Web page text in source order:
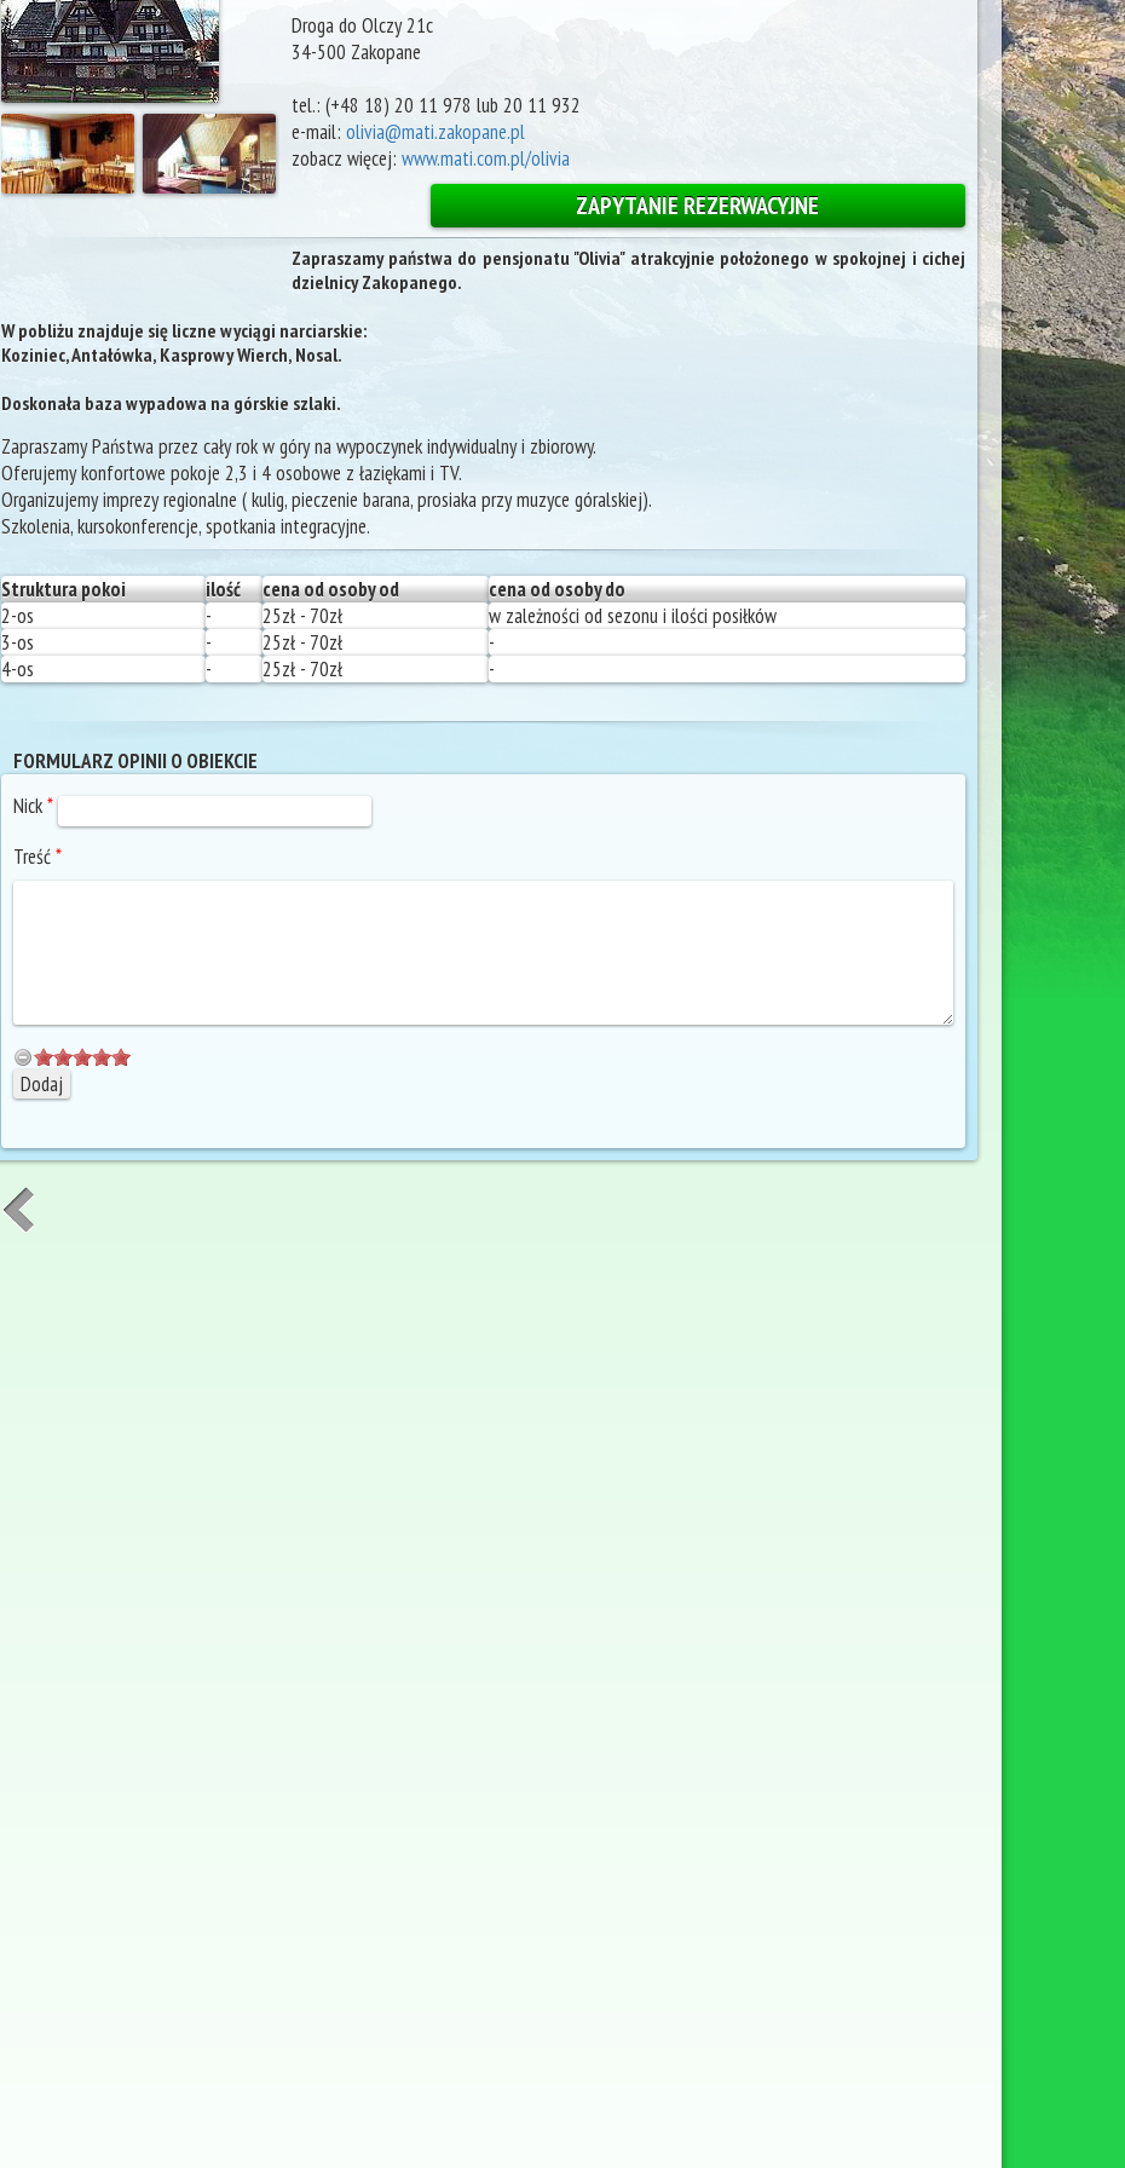
Droga do Olczy 21c
34-500 Zakopane
tel.: (+48 18) 20 11 978 lub 20 11 932
e-mail: olivia@mati.zakopane.pl
zobacz więcej: www.mati.com.pl/olivia
ZAPYTANIE REZERWACYJNE
Zapraszamy państwa do pensjonatu "Olivia" atrakcyjnie położonego w spokojnej i cichej
dzielnicy Zakopanego.
W pobliżu znajduje się liczne wyciągi narciarskie:
Koziniec, Antałówka, Kasprowy Wierch, Nosal.
Doskonała baza wypadowa na górskie szlaki.
Zapraszamy Państwa przez cały rok w góry na wypoczynek indywidualny i zbiorowy.
Oferujemy konfortowe pokoje 2,3 i 4 osobowe z łaziękami i TV.
Organizujemy imprezy regionalne ( kulig, pieczenie barana, prosiaka przy muzyce góralskiej).
Szkolenia, kursokonferencje, spotkania integracyjne.
Struktura pokoi ilość cena od osoby od
cena od osoby do
2-os
- 25zł - 70zł
w zależności od sezonu i ilości posiłków
3-os
- 25zł - 70zł
-
4-os
- 25zł - 70zł -
FORMULARZ OPINII O OBIEKCIE
Nick*
Treść*